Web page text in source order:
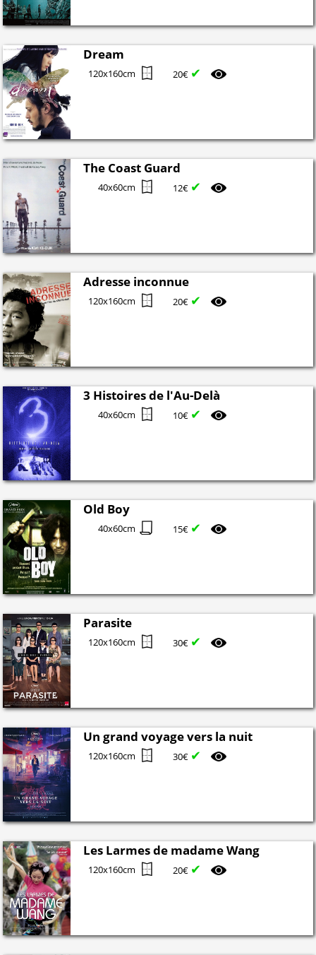
Dream
120x160cm 20€ ✔
The Coast Guard
40x60cm 12€ ✔
Adresse inconnue
120x160cm 20€ ✔
3 Histoires de l'Au-Delà
40x60cm 10€ ✔
Old Boy
40x60cm 15€ ✔
Parasite
120x160cm 30€ ✔
Un grand voyage vers la nuit
120x160cm 30€ ✔
Les Larmes de madame Wang
120x160cm 20€ ✔